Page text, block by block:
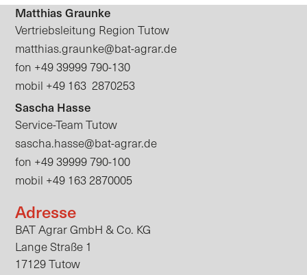
Matthias Graunke
Vertriebsleitung Region Tutow
matthias.graunke@bat-agrar.de
fon +49 39999 790-130
mobil +49 163 2870253
Sascha Hasse
Service-Team Tutow
sascha.hasse@bat-agrar.de
fon +49 39999 790-100
mobil +49 163 2870005
Adresse
BAT Agrar GmbH & Co. KG
Lange Straße 1
17129 Tutow